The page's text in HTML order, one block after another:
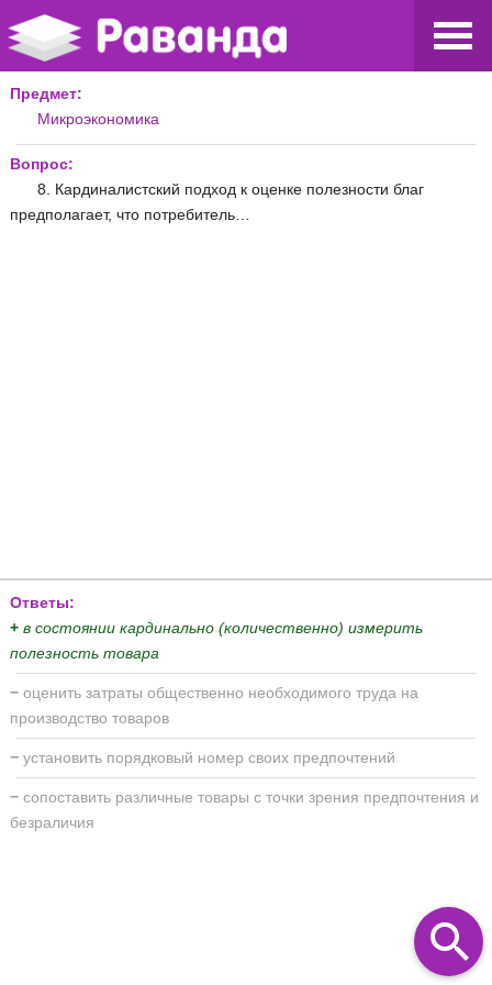
Предмет:
Микроэкономика
Вопрос:
8. Кардиналистский подход к оценке полезности благ
предполагает, что потребитель…
Ответы:
+ в состоянии кардинально (количественно) измерить
полезность товара
− оценить затраты общественно необходимого труда на
производство товаров
− установить порядковый номер своих предпочтений
− сопоставить различные товары с точки зрения предпочтения и
безраличия